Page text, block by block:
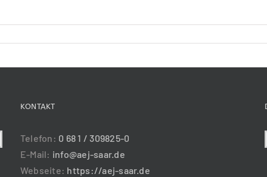
KONTAKT
Telefon: 0 68 1 / 309825-0
E-Mail: info@aej-saar.de
Webseite: https://aej-saar.de